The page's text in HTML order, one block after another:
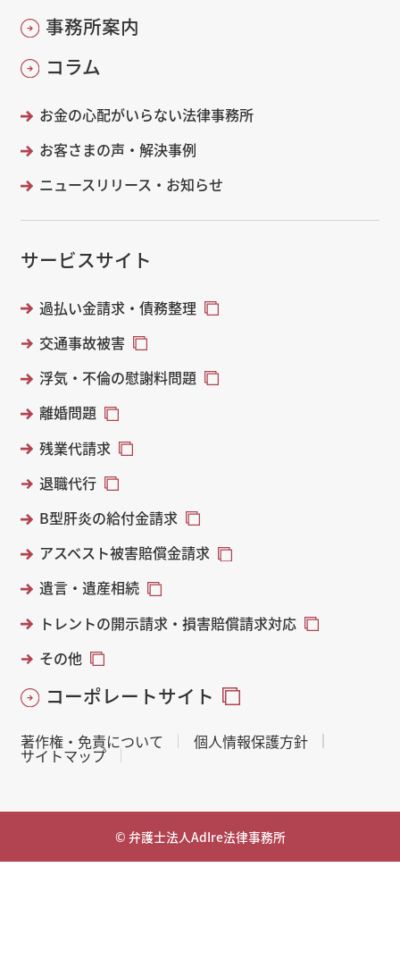
事務所案内
コラム
お金の心配がいらない法律事務所
お客さまの声・解決事例
ニュースリリース・お知らせ
サービスサイト
過払い金請求・債務整理
交通事故被害
浮気・不倫の慰謝料問題
離婚問題
残業代請求
退職代行
B型肝炎の給付金請求
アスベスト被害賠償金請求
遺言・遺産相続
トレントの開示請求・損害賠償請求対応
その他
コーポレートサイト
著作権・免責について 個人情報保護方針
サイトマップ
© 弁護士法人AdIre法律事務所